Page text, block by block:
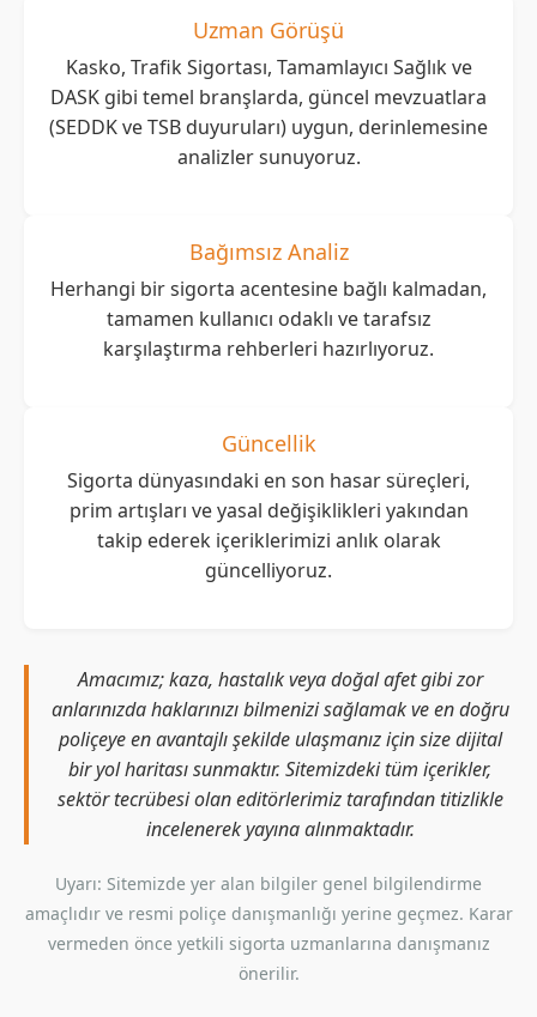
Uzman Görüşü
Kasko, Trafik Sigortası, Tamamlayıcı Sağlık ve
DASK gibi temel branşlarda, güncel mevzuatlara
(SEDDK ve TSB duyuruları) uygun, derinlemesine
analizler sunuyoruz.
Bağımsız Analiz
Herhangi bir sigorta acentesine bağlı kalmadan,
tamamen kullanıcı odaklı ve tarafsız
karşılaştırma rehberleri hazırlıyoruz.
Güncellik
Sigorta dünyasındaki en son hasar süreçleri,
prim artışları ve yasal değişiklikleri yakından
takip ederek içeriklerimizi anlık olarak
güncelliyoruz.
Amacımız; kaza, hastalık veya doğal afet gibi zor
anlarınızda haklarınızı bilmenizi sağlamak ve en doğru
poliçeye en avantajlı şekilde ulaşmanız için size dijital
bir yol haritası sunmaktır. Sitemizdeki tüm içerikler,
sektör tecrübesi olan editörlerimiz tarafından titizlikle
incelenerek yayına alınmaktadır.
Uyarı: Sitemizde yer alan bilgiler genel bilgilendirme
amaçlıdır ve resmi poliçe danışmanlığı yerine geçmez. Karar
vermeden önce yetkili sigorta uzmanlarına danışmanız
önerilir.